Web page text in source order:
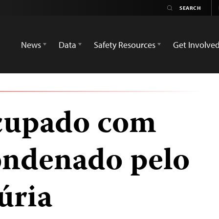
News
Data Safety Resources Get Involved
com
pelo